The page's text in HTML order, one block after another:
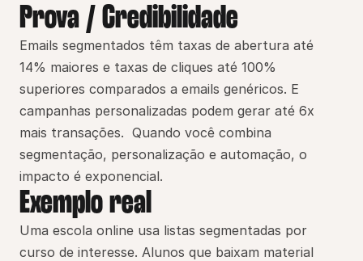
Prova / Credibilidade
Emails segmentados têm taxas de abertura até
14% maiores e taxas de cliques até 100%
superiores comparados a emails genéricos. E
campanhas personalizadas podem gerar até 6x
mais transações.  Quando você combina
segmentação, personalização e automação, o
impacto é exponencial.
Exemplo real
Uma escola online usa listas segmentadas por
curso de interesse. Alunos que baixam material